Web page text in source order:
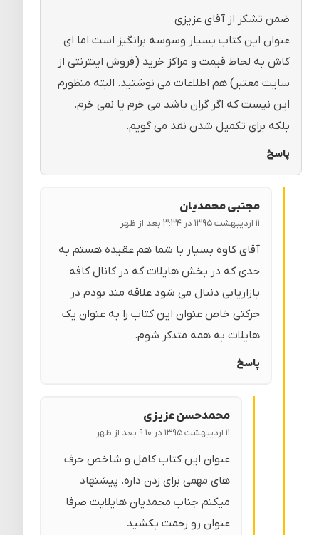
ضمن تشکر از آقای عزیزی
عنوان این کتاب بسیار وسوسه برانگیز است اما ای
کاش به لحاظ قیمت و مراکز خرید (فروش اینترنتی از
سایت معتبر) هم اطلاعات می نوشتید. البته منظورم
این نیست که اگر گران باشد می خرم یا نمی خرم.
بلکه برای تکمیل شدن نقد می گویم.
پاسخ
مجتبی محمدیان
۱۱ اردیبهشت ۱۳۹۵ در ۳:۳۴ بعد از ظهر
آقای کاوه بسیار با شما هم عقیده هستم به
حدی که در بخش هایلات که در کانال کافه
بازاریابی دنبال می شود علاقه مند بودم در
حرکتی خاص عنوان این کتاب را به عنوان یک
هایلات به همه متذکر شوم.
پاسخ
محمدحسن عزیزی
۱۱ اردیبهشت ۱۳۹۵ در ۹:۱۰ بعد از ظهر
عنوان این کتاب کامل و شاخص حرف
های مهمی برای زدن داره. پیشنهاد
میکنم جناب محمدیان هایلایت صرفا
عنوان رو زحمت بکشید